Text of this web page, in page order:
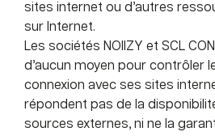
sites internet ou d’autres
sur Internet.
Les sociétés NOIIZY et SCL
d’aucun moyen pour contrôler
connexion avec ses sites
répondent pas de la
sources externes, ni ne la